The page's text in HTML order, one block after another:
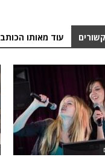
עוד מאותו הכותב